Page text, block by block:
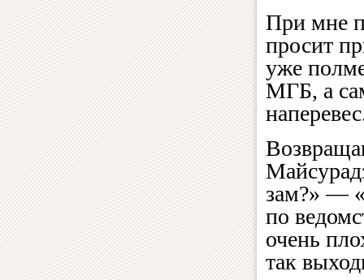
При мне
просит
уже
МГБ, а
зам?» —
по
очень
так